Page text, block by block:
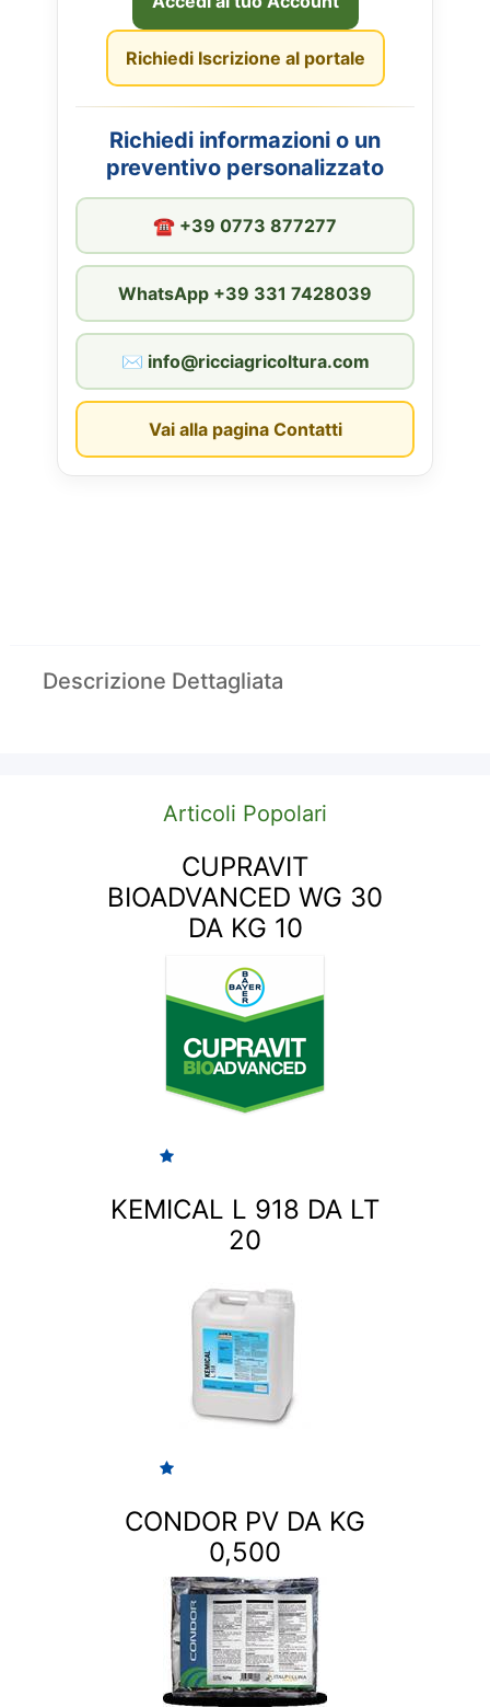
Richiedi Iscrizione al portale
Richiedi informazioni o un
preventivo personalizzato
☎︎ +39 0773 877277
WhatsApp +39 331 7428039
✉︎ info@ricciagricoltura.com
Vai alla pagina Contatti
Descrizione Dettagliata
Articoli Popolari
CUPRAVIT
BIOADVANCED WG 30
DA KG 10
KEMICAL L 918 DA LT
20
CONDOR PV DA KG
0,500